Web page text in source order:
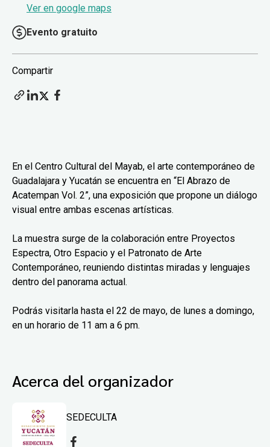
Ver en google maps
Evento gratuito
Compartir
En el Centro Cultural del Mayab, el arte contemporáneo de
Guadalajara y Yucatán se encuentra en “El Abrazo de
Acatempan Vol. 2”, una exposición que propone un diálogo
visual entre ambas escenas artísticas.
La muestra surge de la colaboración entre Proyectos
Espectra, Otro Espacio y el Patronato de Arte
Contemporáneo, reuniendo distintas miradas y lenguajes
dentro del panorama actual.
Podrás visitarla hasta el 22 de mayo, de lunes a domingo,
en un horario de 11 am a 6 pm.
Acerca del organizador
SEDECULTA